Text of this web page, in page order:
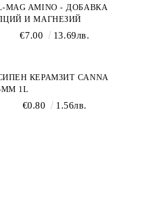
MAG AMINO - ДОБАВКА
И МАГНЕЗИЙ
€7.00 13.69лв.
КЕРАМЗИТ CANNA
1L
€0.80 1.56лв.